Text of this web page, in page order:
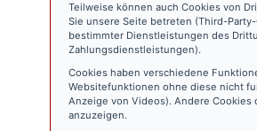
Teilweise können auch Cookies von
Sie unsere Seite betreten (Third-
bestimmter Dienstleistungen des
Zahlungsdienstleistungen).
Cookies haben verschiedene
Websitefunktionen ohne diese nicht
Anzeige von Videos). Andere
anzuzeigen.